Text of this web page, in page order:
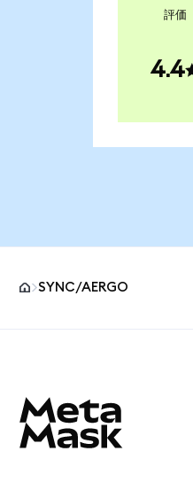
評価
4.4
SYNC/AERGO